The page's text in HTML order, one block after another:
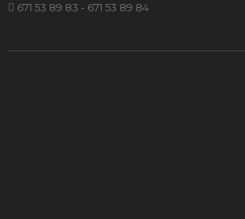
671 53 89 83 - 671 53 89 84